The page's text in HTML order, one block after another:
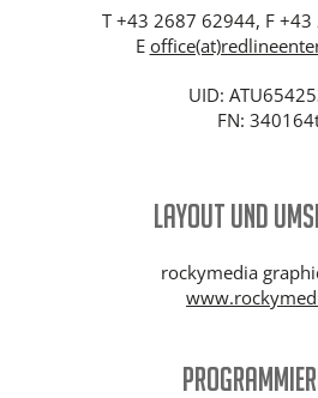
T +43 2687 62944, F
E
UID:
FN:
Layout und
rockymedia